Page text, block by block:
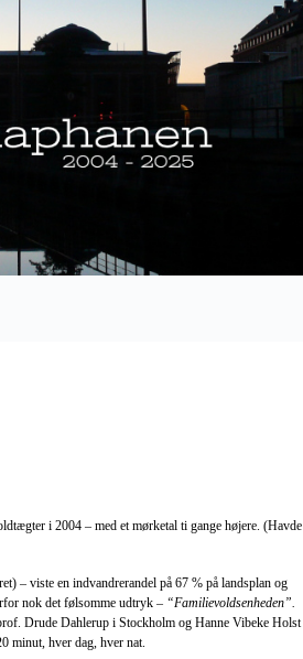
i 2004 – med et mørketal ti gange højere. (Havde
– viste en indvandrerandel på 67 % på landsplan og
nok det følsomme udtryk – “Familievoldsenheden”.
Drude Dahlerup i Stockholm og Hanne Vibeke Holst
hver dag, hver nat.